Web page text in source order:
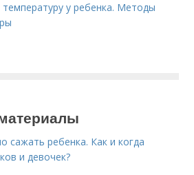
у ребенка. Методы
сажать ребенка. Как и когда
и девочек?